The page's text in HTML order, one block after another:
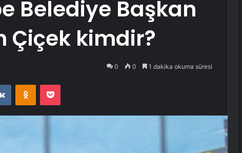
Belediye Başkan
Çiçek kimdir?
0 0 1 dakika okuma süresi
VKontakteOdnoklassniki
Pocket